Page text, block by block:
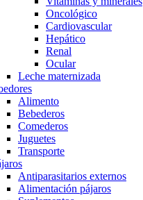
Oncológico
Cardiovascular
Hepático
Renal
Ocular
Leche maternizada
Alimento
Bebederos
Comederos
Juguetes
Transporte
Antiparasitarios externos
Alimentación pájaros